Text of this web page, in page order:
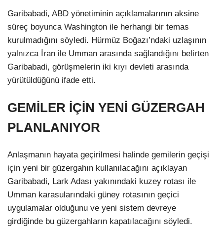
Garibabadi, ABD yönetiminin açıklamalarının aksine
süreç boyunca Washington ile herhangi bir temas
kurulmadığını söyledi. Hürmüz Boğazı’ndaki uzlaşının
yalnızca İran ile Umman arasında sağlandığını belirten
Garibabadi, görüşmelerin iki kıyı devleti arasında
yürütüldüğünü ifade etti.
GEMİLER İÇİN YENİ GÜZERGAH
PLANLANIYOR
Anlaşmanın hayata geçirilmesi halinde gemilerin geçişi
için yeni bir güzergahın kullanılacağını açıklayan
Garibabadi, Lark Adası yakınındaki kuzey rotası ile
Umman karasularındaki güney rotasının geçici
uygulamalar olduğunu ve yeni sistem devreye
girdiğinde bu güzergahların kapatılacağını söyledi.